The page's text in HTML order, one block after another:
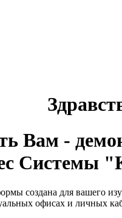
Вам -
создана для вашего
офисах и личных